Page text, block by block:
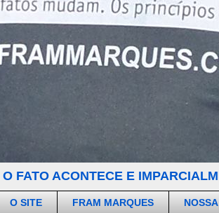
FATO ACONTECE E
O SITE FRAM MARQUES